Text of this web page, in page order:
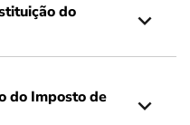
do
do Imposto de